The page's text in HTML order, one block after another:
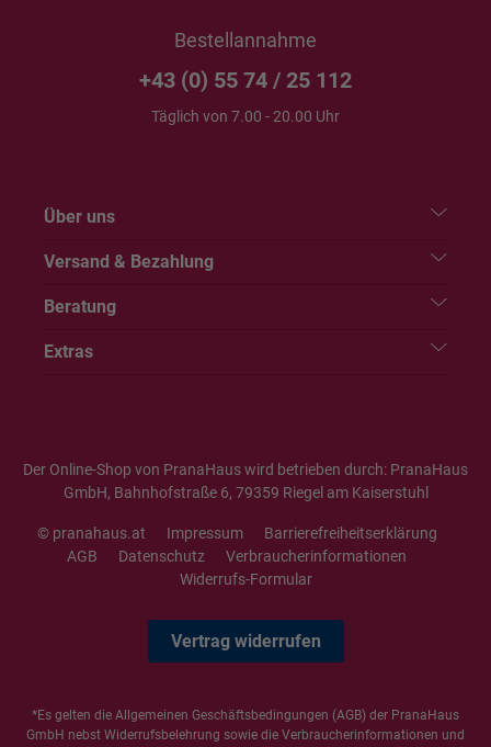
Bestellannahme
+43 (0) 55 74 / 25 112
Täglich von 7.00 - 20.00 Uhr
Über uns
Versand & Bezahlung
Beratung
Extras
Der Online-Shop von PranaHaus wird betrieben durch: PranaHaus
GmbH, Bahnhofstraße 6, 79359 Riegel am Kaiserstuhl
© pranahaus.at Impressum
Barrierefreiheitserklärung
AGB
Datenschutz
Verbraucherinformationen
Widerrufs-Formular
Vertrag widerrufen
*Es gelten die Allgemeinen Geschäftsbedingungen (AGB) der PranaHaus
GmbH nebst Widerrufsbelehrung sowie die Verbraucherinformationen und